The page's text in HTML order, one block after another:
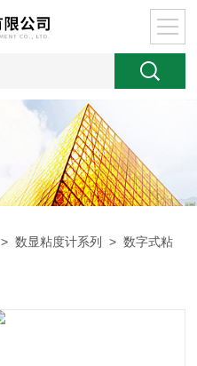
>数显粘度计系列 >数字式粘